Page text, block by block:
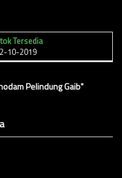
Tersedia
10-2019
Pelindung Gaib"